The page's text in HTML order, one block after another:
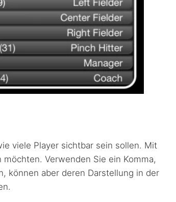
viele Player sichtbar sein sollen. Mit
Verwenden Sie ein Komma,
können aber deren Darstellung in der